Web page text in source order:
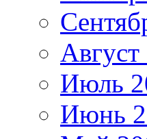
Август
Июль
Июнь